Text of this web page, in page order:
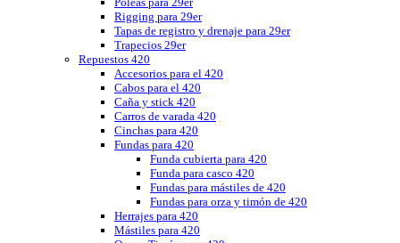
Rigging para 29er
Tapas de registro y drenaje para 29er
Trapecios 29er
Repuestos 420
Accesorios para el 420
Cabos para el 420
Caña y stick 420
Carros de varada 420
Cinchas para 420
Fundas para 420
Funda cubierta para 420
Funda para casco 420
Fundas para mástiles de 420
Fundas para orza y timón de 420
Herrajes para 420
Mástiles para 420